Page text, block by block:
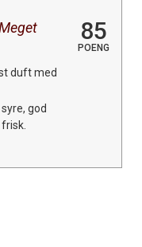
85
POENG
duft med
god